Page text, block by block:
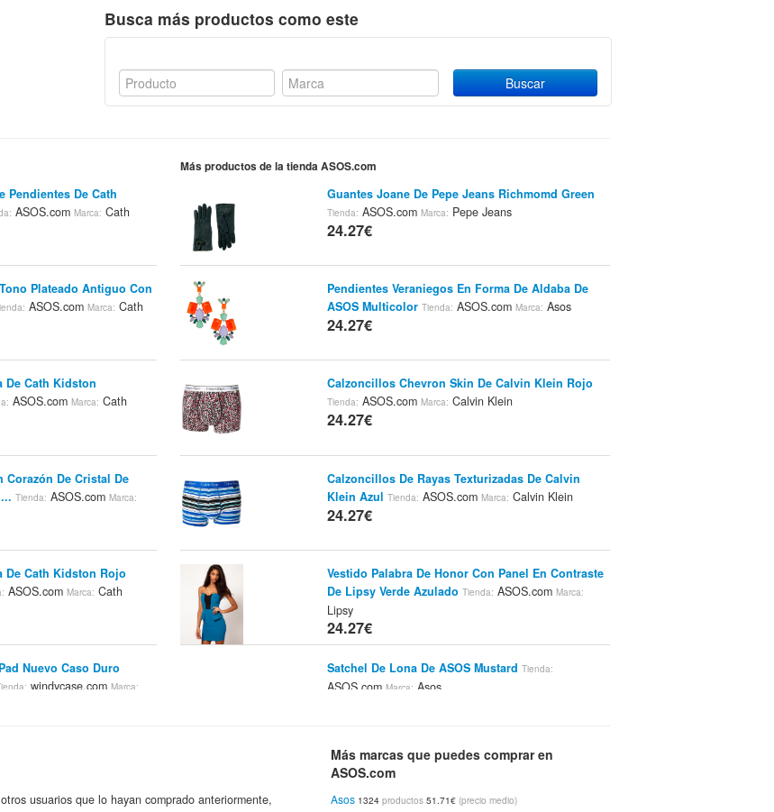
Busca más productos como este
Pendientes De Cath
ASOS.comMarca: Cath
Plateado Antiguo Con
ASOS.comMarca: Cath
De Cath Kidston
ASOS.comMarca: Cath
Corazón De Cristal De
Tienda: ASOS.comMarca:
De Cath Kidston Rojo
ASOS.comMarca: Cath
Nuevo Caso Duro
windycase.comMarca:
Duro Nuevo Caso -
Más productos de la tienda ASOS.com
Guantes Joane De Pepe Jeans Richmomd Green
Tienda: ASOS.com Marca: Pepe Jeans
24.27€
Pendientes Veraniegos En Forma De Aldaba De
ASOS Multicolor Tienda: ASOS.com Marca: Asos
24.27€
Calzoncillos Chevron Skin De Calvin Klein Rojo
Tienda: ASOS.com Marca: Calvin Klein
24.27€
Calzoncillos De Rayas Texturizadas De Calvin
Klein Azul Tienda: ASOS.com Marca: Calvin Klein
24.27€
Vestido Palabra De Honor Con Panel En Contraste
De Lipsy Verde Azulado Tienda: ASOS.com Marca:
Lipsy
24.27€
Satchel De Lona De ASOS Mustard Tienda:
ASOS.com Marca: Asos
Camisa Oxford De Jack & Jones Intelligence Azul
Tienda: ASOS.com
24.31€
usuarios que lo hayan comprado anteriormente,
Más marcas que puedes comprar en
ASOS.com
Asos 1324productos 51.71€ (precio medio)